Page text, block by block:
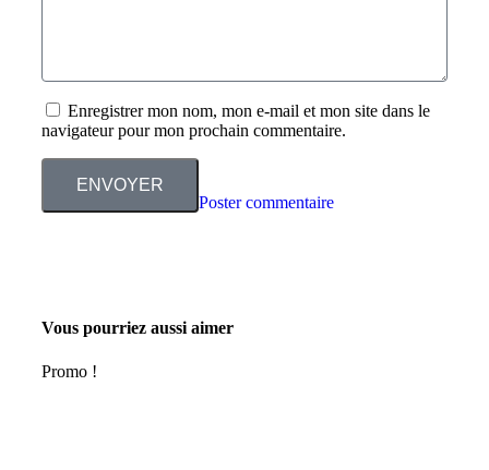
Enregistrer mon nom, mon e-mail et mon site dans le
navigateur pour mon prochain commentaire.
ENVOYER
Poster commentaire
Vous pourriez aussi aimer
Promo !